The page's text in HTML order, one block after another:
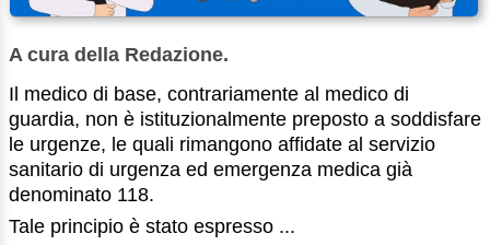
A cura della Redazione.
Il medico di base, contrariamente al medico di
guardia, non è istituzionalmente preposto a soddisfare
le urgenze, le quali rimangono affidate al servizio
sanitario di urgenza ed emergenza medica già
denominato 118.
Tale principio è stato espresso ...